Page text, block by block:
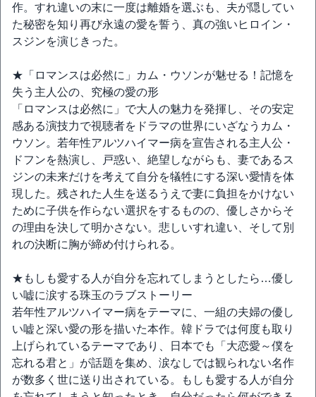
作。すれ違いの末に一度は離婚を選ぶも、夫が隠してい
た秘密を知り再び永遠の愛を誓う、真の強いヒロイン・
スジンを演じきった。
★「ロマンスは必然に」カム・ウソンが魅せる！記憶を
失う主人公の、究極の愛の形
「ロマンスは必然に」で大人の魅力を発揮し、その安定
感ある演技力で視聴者をドラマの世界にいざなうカム・
ウソン。若年性アルツハイマー病を宣告される主人公・
ドフンを熱演し、戸惑い、絶望しながらも、妻であるス
ジンの未来だけを考えて自分を犠牲にする深い愛情を体
現した。残された人生を送るうえで妻に負担をかけない
ために子供を作らない選択をするものの、優しさからそ
の理由を決して明かさない。悲しいすれ違い、そして別
れの決断に胸が締め付けられる。
★もしも愛する人が自分を忘れてしまうとしたら…優し
い嘘に涙する珠玉のラブストーリー
若年性アルツハイマー病をテーマに、一組の夫婦の優し
い嘘と深い愛の形を描いた本作。韓ドラでは何度も取り
上げられているテーマであり、日本でも「大恋愛～僕を
忘れる君と」が話題を集め、涙なしでは観られない名作
が数多く世に送り出されている。もしも愛する人が自分